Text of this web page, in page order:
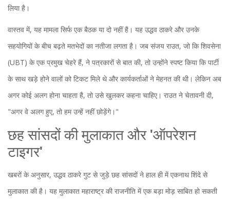
लिया है।
वास्तव में, यह मामला सिर्फ एक बैठक या दो नहीं है। यह उद्धव ठाकरे और उनके
सहयोगियों के बीच बढ़ते मतभेदों का नतीजा लगता है। जब संजय राउत, जो कि शिवसेना
(UBT) के एक प्रमुख चेहरे हैं, ने पत्रकारों से बात की, तो उन्होंने स्पष्ट किया कि पार्टी
के साथ खड़े होने वालों को टिकट मिले थे और कार्यकर्ताओं ने मेहनत की थी। लेकिन अब
अगर कोई अलग होना चाहता है, तो उसे खुलकर कहना चाहिए। राउत ने चेतावनी दी,
"अगर वे अलग हुए, तो हम उन्हें नहीं छोड़ेंगे।"
छह सांसदों की मुलाकात और 'ऑपरेशन
टाइगर'
खबरों के अनुसार, उद्धव ठाकरे गुट से जुड़े छह सांसदों ने हाल ही मेंएकनाथ शिंदे से
मुलाकात की है। यह मुलाकात महाराष्ट्र की राजनीति में एक बड़ा मोड़ साबित हो सकती